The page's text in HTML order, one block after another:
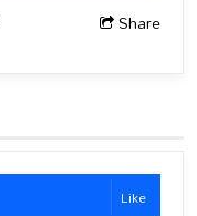
Share
Like